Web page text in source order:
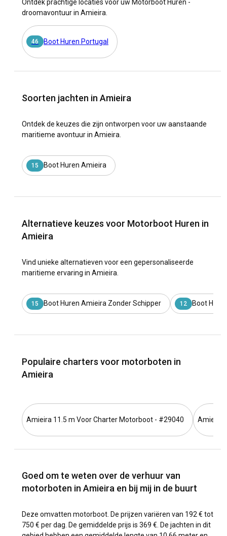
Ontdek prachtige locaties voor uw Motorboot Huren -
droomavontuur in Amieira.
46 Boot Huren Portugal
Soorten jachten in Amieira
Ontdek de keuzes die zijn ontworpen voor uw aanstaande
maritieme avontuur in Amieira.
15 Boot Huren Amieira
Alternatieve keuzes voor Motorboot Huren in
Amieira
Vind unieke alternatieven voor een gepersonaliseerde
maritieme ervaring in Amieira.
15 Boot Huren Amieira Zonder Schipper 12 Boot
Populaire charters voor motorboten in
Amieira
Amieira 11.5 m Voor Charter Motorboot - #29040 Amieira
Goed om te weten over de verhuur van
motorboten in Amieira en bij mij in de buurt
Deze omvatten motorboot. De prijzen variëren van 192 € tot
750 € per dag. De gemiddelde prijs is 369 €. De jachten in dit